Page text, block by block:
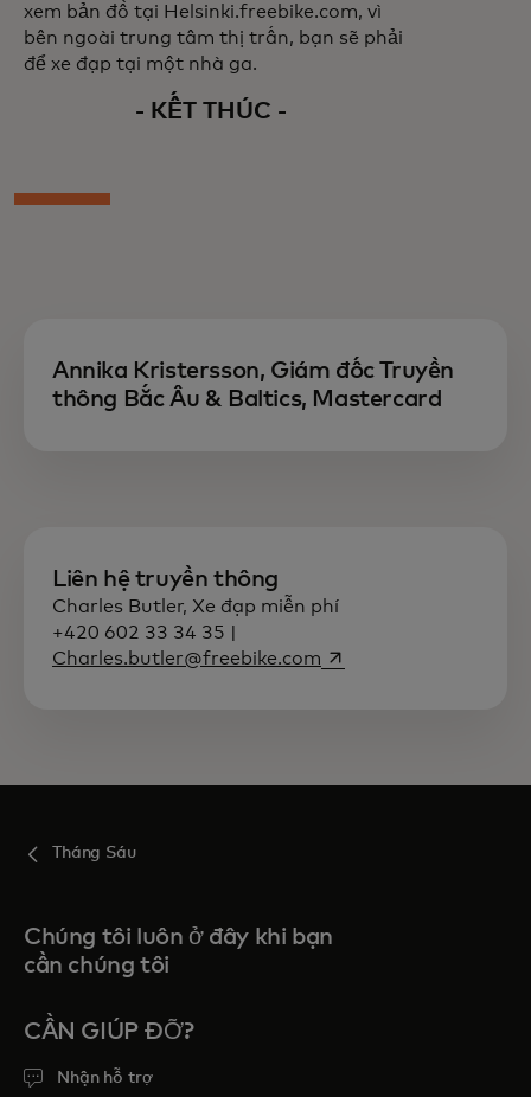
xem bản đồ tại Helsinki.freebike.com, vì
bên ngoài trung tâm thị trấn, bạn sẽ phải
để xe đạp tại một nhà ga.
- KẾT THÚC -
Annika Kristersson, Giám đốc Truyền
thông Bắc Âu & Baltics, Mastercard
Liên hệ truyền thông
Charles Butler, Xe đạp miễn phí
+420 602 33 34 35 |
Charles.butler@freebike.com opens in a new tab
Tháng Sáu
Chúng tôi luôn ở đây khi bạn
cần chúng tôi
CẦN GIÚP ĐỠ?
Nhận hỗ trợ